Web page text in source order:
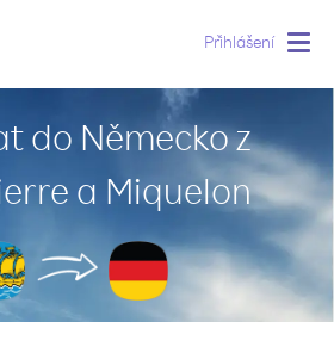
Přihlášení
do Německo z
a Miquelon